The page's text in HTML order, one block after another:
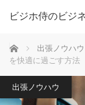
ビジホ侍のビジ
ホーム 出張ノウハウ
を快適に過ごす方法
出張ノウハウ